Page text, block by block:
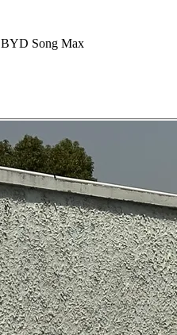
BYD Song Max